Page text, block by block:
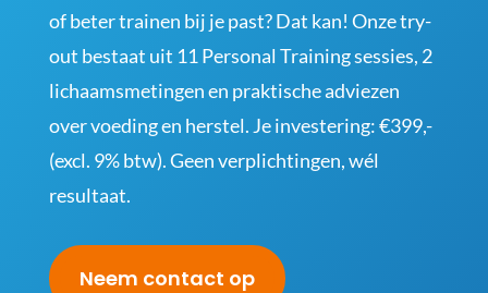
of beter trainen bij je past? Dat kan! Onze try-
out bestaat uit 11 Personal Training sessies, 2
lichaamsmetingen en praktische adviezen
over voeding en herstel. Je investering: €399,-
(excl. 9% btw). Geen verplichtingen, wél
resultaat.
Neem contact op